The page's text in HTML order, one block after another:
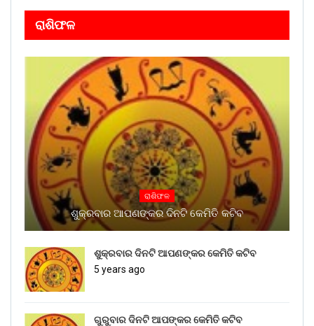
ରାଶିଫଳ
ରାଶିଫଳ
ଶୁକ୍ରବାର ଆପଣଙ୍କର ଦିନଟି କେମିତି କଟିବ
ଶୁକ୍ରବାର ଦିନଟି ଆପଣଙ୍କର କେମିତି କଟିବ
5 years ago
ଗୁରୁବାର ଦିନଟି ଆପଙ୍କର କେମିତି କଟିବ